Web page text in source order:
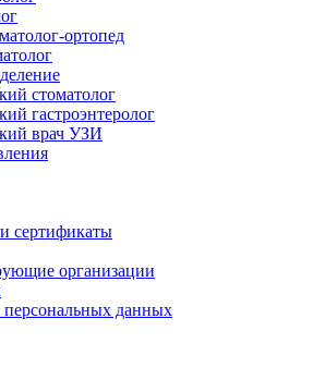
ортопед
стоматолог
гастроэнтеролог
врач УЗИ
сертификаты
организации
персональных данных